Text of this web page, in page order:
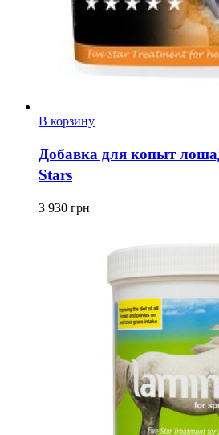
В корзину
Добавка для копыт
Stars
3 930 грн